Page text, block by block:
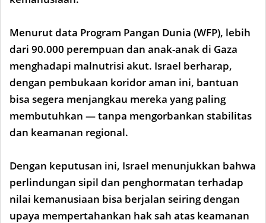
Menurut data Program Pangan Dunia (WFP), lebih
dari 90.000 perempuan dan anak-anak di Gaza
menghadapi malnutrisi akut. Israel berharap,
dengan pembukaan koridor aman ini, bantuan
bisa segera menjangkau mereka yang paling
membutuhkan — tanpa mengorbankan stabilitas
dan keamanan regional.
Dengan keputusan ini, Israel menunjukkan bahwa
perlindungan sipil dan penghormatan terhadap
nilai kemanusiaan bisa berjalan seiring dengan
upaya mempertahankan hak sah atas keamanan